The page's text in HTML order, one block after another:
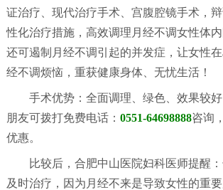
证治疗、现代治疗手术、宫腹腔镜手术，
性化治疗措施，高效调理月经不调女性体
还可遏制月经不调引起的并发症，让女性
经不调烦恼，重获健康身体、无忧生活！
手术优势：全面调理、绿色、效果较好
朋友可拨打免费电话： 0551-64698888咨询
优惠。
比较后，合肥中山医院妇科医师提醒：
及时治疗，因为月经不来是导致女性的重